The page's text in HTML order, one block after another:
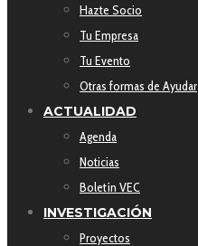
Hazte Socio
Tu Empresa
Tu Evento
Otras formas de Ayudar
ACTUALIDAD
Agenda
Noticias
Boletín VEC
INVESTIGACIÓN
Proyectos